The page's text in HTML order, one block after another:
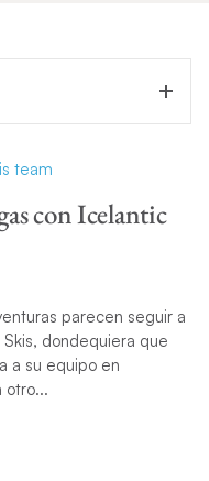
con Icelantic
parecen seguir a
dondequiera que
a su equipo en
otro...